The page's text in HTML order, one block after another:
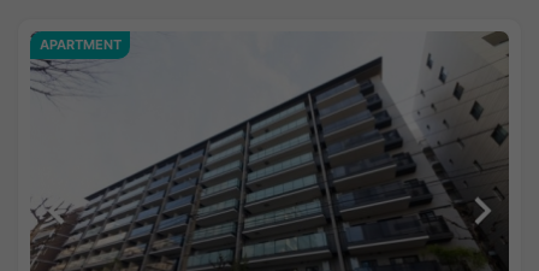
APARTMENT